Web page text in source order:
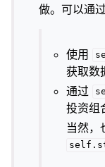
做。可以通过
使用
获取数
通过
投资组
当然，